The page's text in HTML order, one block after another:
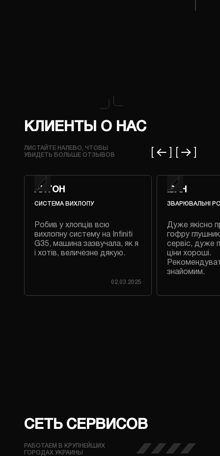
КЛИЕНТЫ О НАС
ЛИСТАЙТЕ НАЛЕВО, ЧТОБЫ
УВИДЕТЬ БОЛЬШЕ ОТЗЫВОВ
АНТОН
СИСТЕМА ВИХЛОПУ
Робив у хлопців всю
вихлопну систему на Infiniti
G35, машина зазвучала, як я
і хотів, величезне дякую.
02.03.2025
ІВАН
ЗВАРЮВАЛЬНІ
Дуже якісно
гофру
сервіс, дуже
ціни хороші.
знайомим.
CЕТЬ СЕРВИСОВ
РАБОТАЕМ В КРУПНЕЙШИХ
ГОРОДАХ УКРАИНЫ